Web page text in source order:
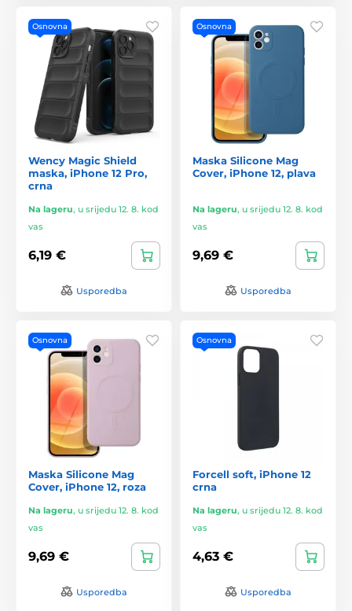
Osnovna
Wency Magic Shield
maska, iPhone 12 Pro,
crna
Na lageru, u srijedu 12. 8. kod
vas
6,19 €
Usporedba
Osnovna
Maska Silicone Mag
Cover, iPhone 12, plava
Na lageru, u srijedu 12. 8. kod
vas
9,69 €
Usporedba
Osnovna
Maska Silicone Mag
Cover, iPhone 12, roza
Na lageru, u srijedu 12. 8. kod
vas
9,69 €
Usporedba
Osnovna
Forcell soft, iPhone 12
crna
Na lageru, u srijedu 12. 8. kod
vas
4,63 €
Usporedba